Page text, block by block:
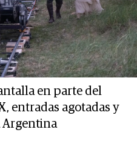
en parte del
entradas agotadas y
Argentina